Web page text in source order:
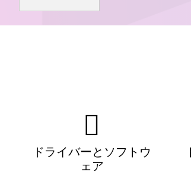
ドライバーとソフトウ
ェア